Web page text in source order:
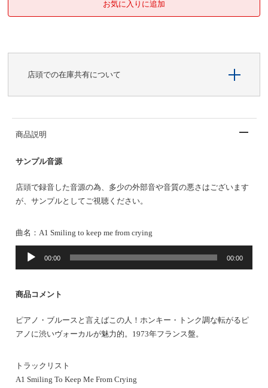
店頭での在庫共有について
商品説明
サンプル音源
店頭で録音した音源の為、多少の外部音や音質の悪さはございます
が、サンプルとしてご視聴ください。
曲名： A1 Smiling to keep me from crying
音
ー
ヤ
00:00 00:00
商品コメント
ピアノ・ブルースと言えばこの人！ホンキー・トンク調な転がるピ
アノに渋いヴォーカルが魅力的。1973年フランス盤。
トラックリスト
A1 Smiling To Keep Me From Crying